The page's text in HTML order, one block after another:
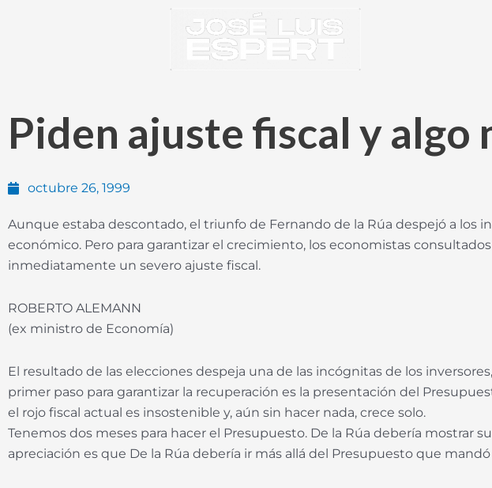
Piden ajuste fiscal y algo
octubre 26, 1999
Aunque estaba descontado, el triunfo de Fernando de la Rúa despejó a los
económico. Pero para garantizar el crecimiento, los economistas
inmediatamente un severo ajuste fiscal.
ROBERTO ALEMANN
(ex ministro de Economía)
El resultado de las elecciones despeja una de las incógnitas de los
primer paso para garantizar la recuperación es la presentación del
el rojo fiscal actual es insostenible y, aún sin hacer nada, crece solo.
Tenemos dos meses para hacer el Presupuesto. De la Rúa debería mostrar
apreciación es que De la Rúa debería ir más allá del Presupuesto que